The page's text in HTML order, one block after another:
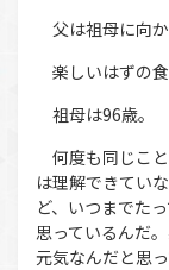
父は祖母に向か
楽しいはずの食
祖母は96歳。
何度も同じこ
は理解できてい
ど、いつまでた
思っているんだ
元気なんだと思